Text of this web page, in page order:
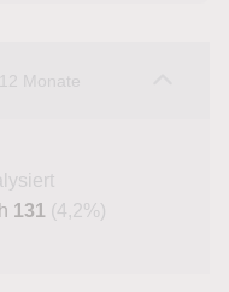
Monate
131 (4,2%)